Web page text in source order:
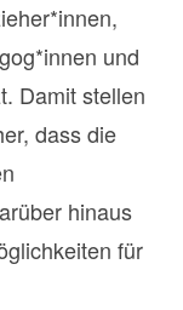
und
Damit stellen
dass die
hinaus
für